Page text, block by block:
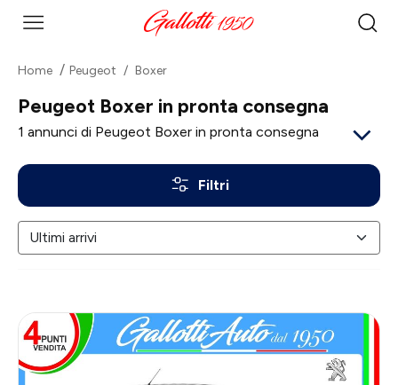
Home Peugeot Boxer
Peugeot Boxer in pronta consegna
1 annunci di Peugeot Boxer in pronta consegna
Filtri